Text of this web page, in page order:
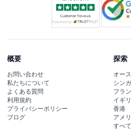
概要
お問い合わせ
私たちについて
よくある質問
利用規約
プライバシーポリシー
ブログ
探索
オー
シン
フラ
イギ
香港
アメ
すべ